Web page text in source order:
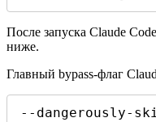
После запуска Claude
ниже.
Главный bypass-флаг
--dangerously-